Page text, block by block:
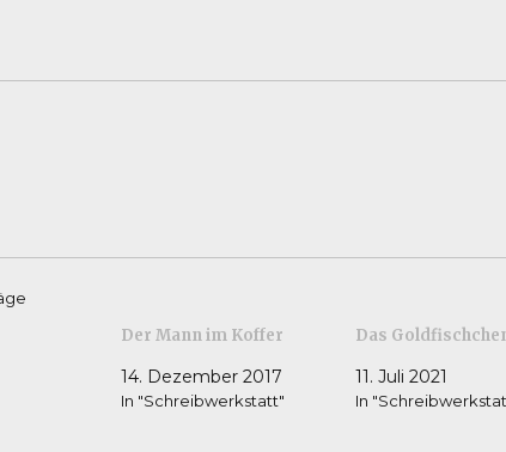
Der Mann im Koffer
14. Dezember 2017
In "Schreibwerkstatt"
Das
11. Juli 2021
In